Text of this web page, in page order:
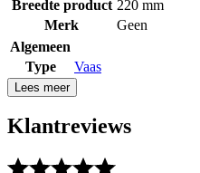
Breedte product 220 mm
Merk
Geen
Algemeen
Type
Vaas
Lees meer
Klantreviews